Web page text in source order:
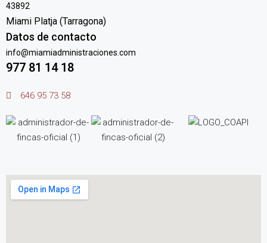
43892
Miami Platja (Tarragona)
Datos de contacto
info@miamiadministraciones.com
977 81 14 18
646 95 73 58